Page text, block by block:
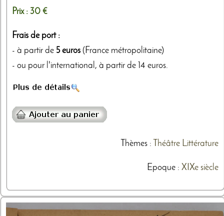
Prix : 30 €
Frais de port :
- à partir de 5 euros (France métropolitaine)
- ou pour l'international, à partir de 14 euros.
Thèmes: Théâtre Littérature
Epoque : XIXe siècle